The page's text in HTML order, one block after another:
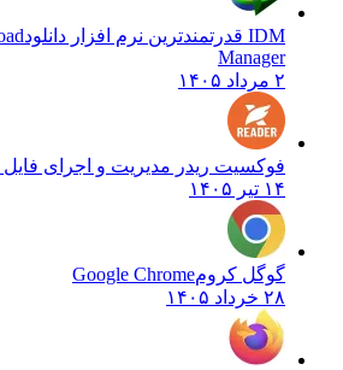
IDM قدرتمندترین نرم افزار دانلود
Manager
۲ مرداد ۱۴۰۵
فوکسیت ریدر مدیریت و اجرای فایل PDF
۱۴ تیر ۱۴۰۵
گوگل کرومGoogle Chrome
۲۸ خرداد ۱۴۰۵